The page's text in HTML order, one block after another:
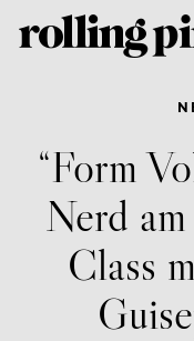
“Form
Nerd
Class